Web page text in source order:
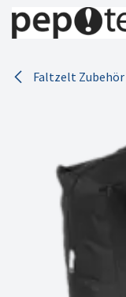
Zum Inhalt springen
Faltzelt Zubehör